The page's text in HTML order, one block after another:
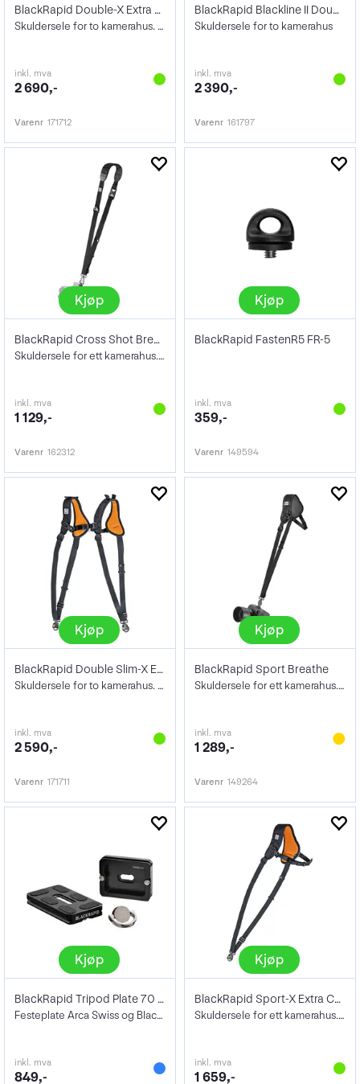
BlackRapid Double-X Extra Comfort
Skuldersele for to kamerahus. Sort
inkl. mva
2 690,-
Varenr 171712
BlackRapid Blackline II Double Harness
Skuldersele for to kamerahus
inkl. mva
2 390,-
Varenr 161797
Kjøp
BlackRapid Cross Shot Breathe Black
Skuldersele for ett kamerahus. Sort
inkl. mva
1 129,-
Varenr 162312
Kjøp
BlackRapid FastenR5 FR-5
inkl. mva
359,-
Varenr 149594
Kjøp
BlackRapid Double Slim-X Extra Comfort
Skuldersele for to kamerahus. Sort
inkl. mva
2 590,-
Varenr 171711
Kjøp
BlackRapid Sport Breathe
Skuldersele for ett kamerahus. Sort
inkl. mva
1 289,-
Varenr 149264
Kjøp
BlackRapid Tripod Plate 70 Hurtigplate
Festeplate Arca Swiss og BlackRapid rem
inkl. mva
849,-
Kjøp
BlackRapid Sport-X Extra Comfort
Skuldersele for ett kamerahus. Sort
inkl. mva
1 659,-